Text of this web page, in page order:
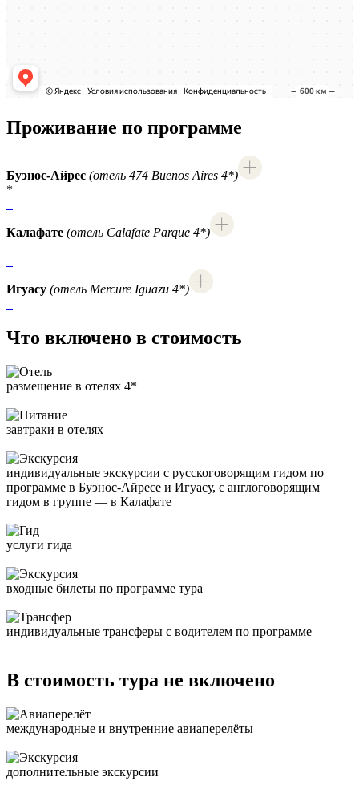
Проживание по программе
Буэнос-Айрес (отель 474 Buenos Aires 4*)
*
Калафате (отель Calafate Parque 4*)
Игуасу (отель Mercure Iguazu 4*)
Что включено в стоимость
размещение в отелях 4*
завтраки в отелях
индивидуальные экскурсии с русскоговорящим гидом по
программе в Буэнос-Айресе и Игуасу, с англоговорящим
гидом в группе — в Калафате
услуги гида
входные билеты по программе тура
индивидуальные трансферы с водителем по программе
В стоимость тура не включено
международные и внутренние авиаперелёты
дополнительные экскурсии